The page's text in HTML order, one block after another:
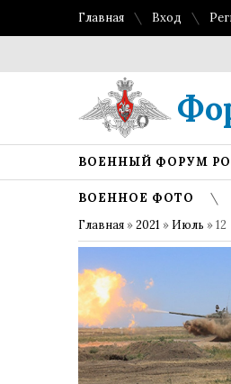
Главная Вход
ВОЕННЫЙ ФОРУМ
ВОЕННОЕ ФОТО
Главная »2021 » Июль »12